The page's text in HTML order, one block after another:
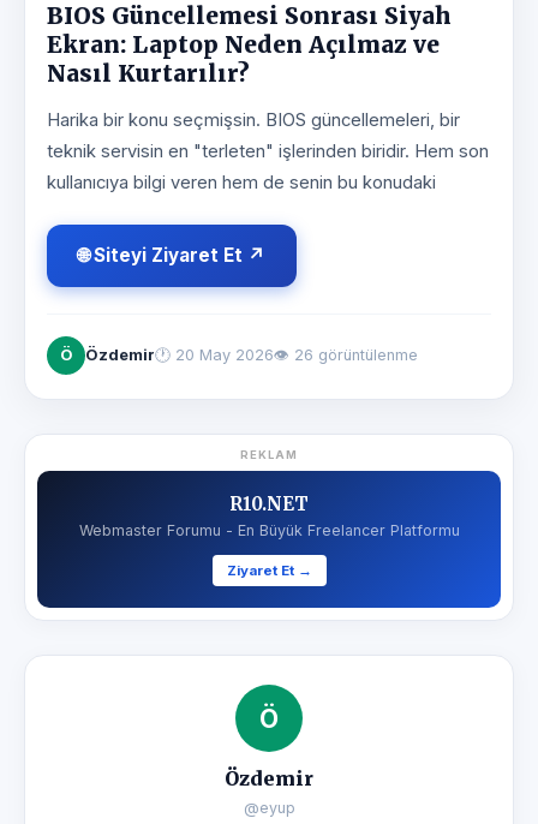
BIOS Güncellemesi Sonrası Siyah
Ekran: Laptop Neden Açılmaz ve
Nasıl Kurtarılır?
Harika bir konu seçmişsin. BIOS güncellemeleri, bir
teknik servisin en "terleten" işlerinden biridir. Hem son
kullanıcıya bilgi veren hem de senin bu konudaki
🌐 Siteyi Ziyaret Et ↗
Ö Özdemir🕐 20 May 2026👁 26 görüntülenme
REKLAM
R10.NET
Webmaster Forumu - En Büyük Freelancer Platformu
Ziyaret Et →
Ö
Özdemir
@eyup